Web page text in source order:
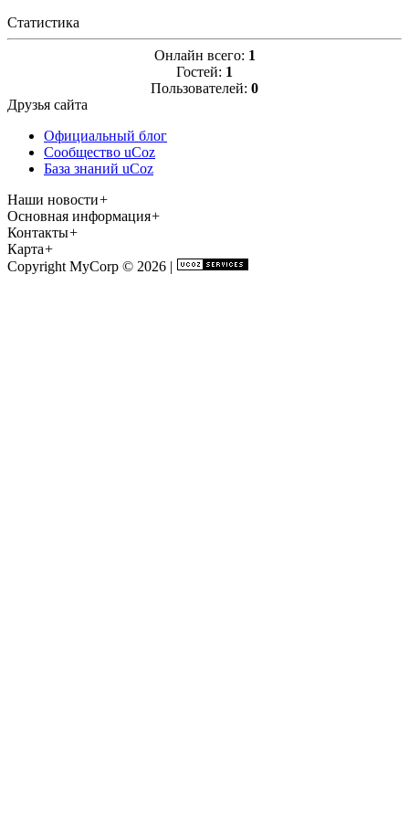
Статистика
Онлайн всего: 1
Гостей: 1
Пользователей: 0
Друзья сайта
Официальный блог
Сообщество uCoz
База знаний uCoz
Наши новости+
Основная информация+
Контакты+
Карта+
Copyright MyCorp © 2026 |